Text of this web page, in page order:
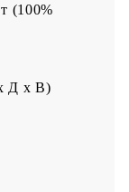
(100%
Д x В)